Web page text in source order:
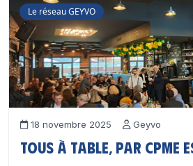
Le réseau GEYVO
18 novembre 2025 Geyvo
Tous à table, par CPME